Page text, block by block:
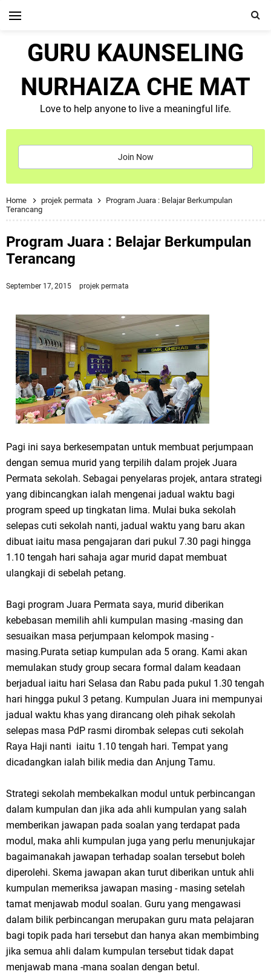
GURU KAUNSELING
NURHAIZA CHE MAT
Love to help anyone to live a meaningful life.
Join Now
Home projek permata
Program Juara : Belajar Berkumpulan
Terancang
Program Juara : Belajar Berkumpulan
Terancang
September 17, 2015 projek permata
Pagi ini saya berkesempatan untuk membuat perjumpaan
dengan semua murid yang terpilih dalam projek Juara
Permata sekolah. Sebagai penyelaras projek, antara strategi
yang dibincangkan ialah mengenai jadual waktu bagi
program speed up tingkatan lima. Mulai buka sekolah
selepas cuti sekolah nanti, jadual waktu yang baru akan
dibuat iaitu masa pengajaran dari pukul 7.30 pagi hingga
1.10 tengah hari sahaja agar murid dapat membuat
ulangkaji di sebelah petang.
Bagi program Juara Permata saya, murid diberikan
kebebasan memilih ahli kumpulan masing -masing dan
sesuaikan masa perjumpaan kelompok masing -
masing.Purata setiap kumpulan ada 5 orang. Kami akan
memulakan study group secara formal dalam keadaan
berjadual iaitu hari Selasa dan Rabu pada pukul 1.30 tengah
hari hingga pukul 3 petang. Kumpulan Juara ini mempunyai
jadual waktu khas yang dirancang oleh pihak sekolah
selepas masa PdP rasmi dirombak selepas cuti sekolah
Raya Haji nanti iaitu 1.10 tengah hari. Tempat yang
dicadangkan ialah bilik media dan Anjung Tamu.
Strategi sekolah membekalkan modul untuk perbincangan
dalam kumpulan dan jika ada ahli kumpulan yang salah
memberikan jawapan pada soalan yang terdapat pada
modul, maka ahli kumpulan juga yang perlu menunjukajar
bagaimanakah jawapan terhadap soalan tersebut boleh
diperolehi. Skema jawapan akan turut diberikan untuk ahli
kumpulan memeriksa jawapan masing - masing setelah
tamat menjawab modul soalan. Guru yang mengawasi
dalam bilik perbincangan merupakan guru mata pelajaran
bagi topik pada hari tersebut dan hanya akan membimbing
jika semua ahli dalam kumpulan tersebut tidak dapat
menjawab mana -mana soalan dengan betul.